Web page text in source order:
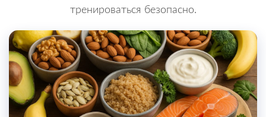
тренироваться безопасно.